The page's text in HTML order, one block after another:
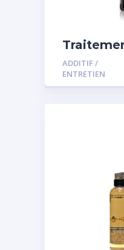
spécial
ADDITIF /
ENTRETIEN